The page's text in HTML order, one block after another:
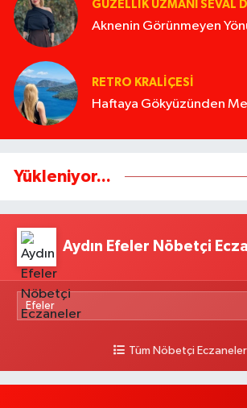
GÜZELLIK UZMANI SEVAL
Aknenin Görünmeyen
RETRO KRALIÇESI
Haftaya Gökyüzünden
Yükleniyor...
Aydın Efeler Nöbetçi
Tüm Nöbetçi Eczaneler